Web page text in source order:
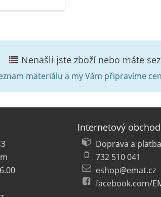
Nenašli jste zboží nebo máte
materiálu a my Vám připravíme
Internetový obchod
Doprava a platba
732 510 041
eshop@emat.cz
facebook.com/